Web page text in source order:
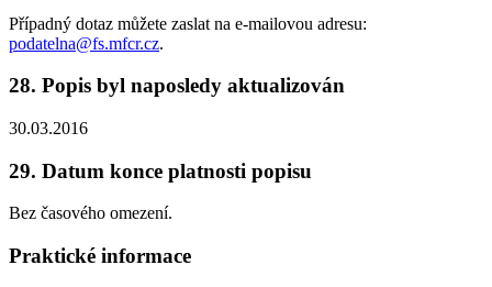
Případný dotaz můžete zaslat na e-mailovou adresu:
podatelna@fs.mfcr.cz.
28. Popis byl naposledy aktualizován
30.03.2016
29. Datum konce platnosti popisu
Bez časového omezení.
Praktické informace